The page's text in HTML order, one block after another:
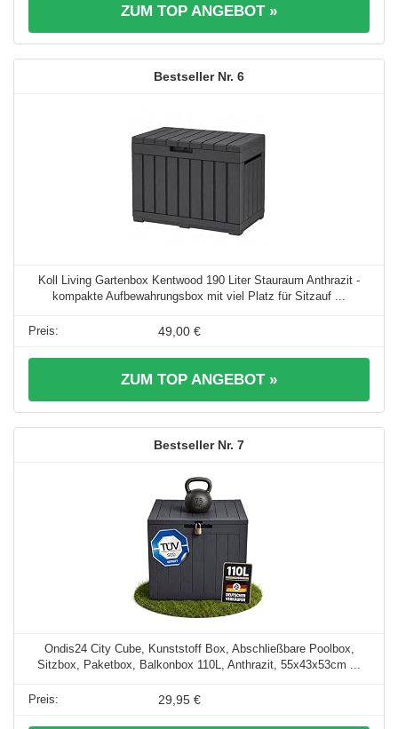
ZUM TOP ANGEBOT »
6
Koll Living Gartenbox Kentwood 190 Liter Stauraum Anthrazit -
kompakte Aufbewahrungsbox mit viel Platz für Sitzauf ...
49,00 €
ZUM TOP ANGEBOT »
7
Ondis24 City Cube, Kunststoff Box, Abschließbare Poolbox,
Sitzbox, Paketbox, Balkonbox 110L, Anthrazit, 55x43x53cm ...
29,95 €